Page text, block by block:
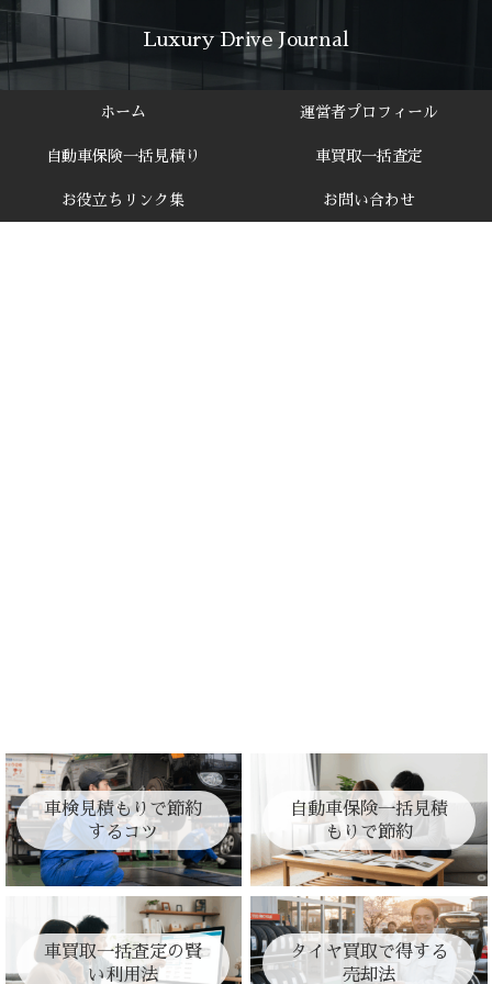
Luxury Drive Journal
ホーム 運営者プロフィール
自動車保険一括見積り 車買取一括査定
お役立ちリンク集 お問い合わせ
車検見積もりで節約
するコツ
自動車保険一括見積
もりで節約
車買取一括査定の賢
い利用法
タイヤ買取で得する
売却法